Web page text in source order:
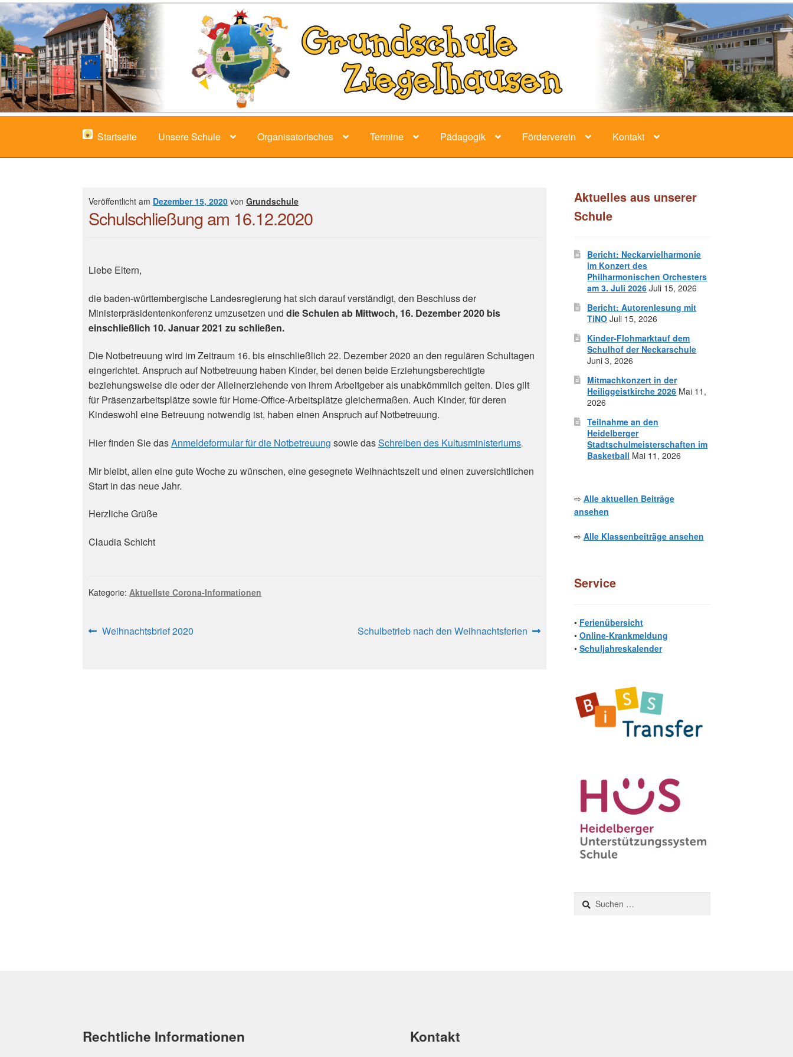
Zur
Navigation
springen
Zum
Inhalt
springen
Startseite Unsere Schule Organisatorisches Termine Pädagogik Förderverein Kontakt
Veröffentlicht am Dezember 15, 2020 vonGrundschule
Schulschließung am 16.12.2020
Liebe Eltern,
die baden-württembergische Landesregierung hat sich darauf verständigt, den Beschluss der
Ministerpräsidentenkonferenz umzusetzen unddie Schulen ab Mittwoch, 16. Dezember 2020 bis
einschließlich 10. Januar 2021 zu schließen.
Die Notbetreuung wird im Zeitraum 16. bis einschließlich 22. Dezember 2020 an den regulären Schultagen
eingerichtet. Anspruch auf Notbetreuung haben Kinder, bei denen beide Erziehungsberechtigte
beziehungsweise die oder der Alleinerziehende von ihrem Arbeitgeber als unabkömmlich gelten. Dies gilt
für Präsenzarbeitsplätze sowie für Home-Office-Arbeitsplätze gleichermaßen. Auch Kinder, für deren
Kindeswohl eine Betreuung notwendig ist, haben einen Anspruch auf Notbetreuung.
Hier finden Sie dasAnmeldeformular für die Notbetreuung sowie dasSchreiben des Kultusministeriums.
Mir bleibt, allen eine gute Woche zu wünschen, eine gesegnete Weihnachtszeit und einen zuversichtlichen
Start in das neue Jahr.
Herzliche Grüße
Claudia Schicht
Kategorie:Aktuellste Corona-Informationen
Beitragsnavigation
Vorheriger
Weihnachtsbrief 2020
Nächster
Schulbetrieb nach den Weihnachtsferien
Aktuelles aus unserer
Schule
Bericht: Neckarvielharmonie
im Konzert des
Philharmonischen Orchesters
am 3. Juli 2026 Juli 15, 2026
Bericht: Autorenlesung mit
TiNO Juli 15, 2026
Kinder-Flohmarktauf dem
Schulhof der Neckarschule
Juni 3, 2026
Mitmachkonzert in der
Heiliggeistkirche 2026 Mai 11,
2026
Teilnahme an den
Heidelberger
Stadtschulmeisterschaften im
Basketball Mai 11, 2026
⇨ Alle aktuellen Beiträge
ansehen
⇨ Alle Klassenbeiträge ansehen
Service
• Ferienübersicht
• Online-Krankmeldung
• Schuljahreskalender
Suchen
nach:
Rechtliche Informationen Kontakt